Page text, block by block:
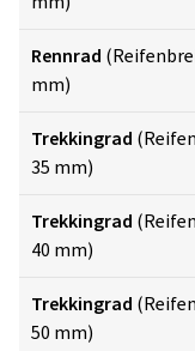
Rennrad
mm)
Trekkingrad
35 mm)
Trekkingrad
40 mm)
Trekkingrad
50 mm)